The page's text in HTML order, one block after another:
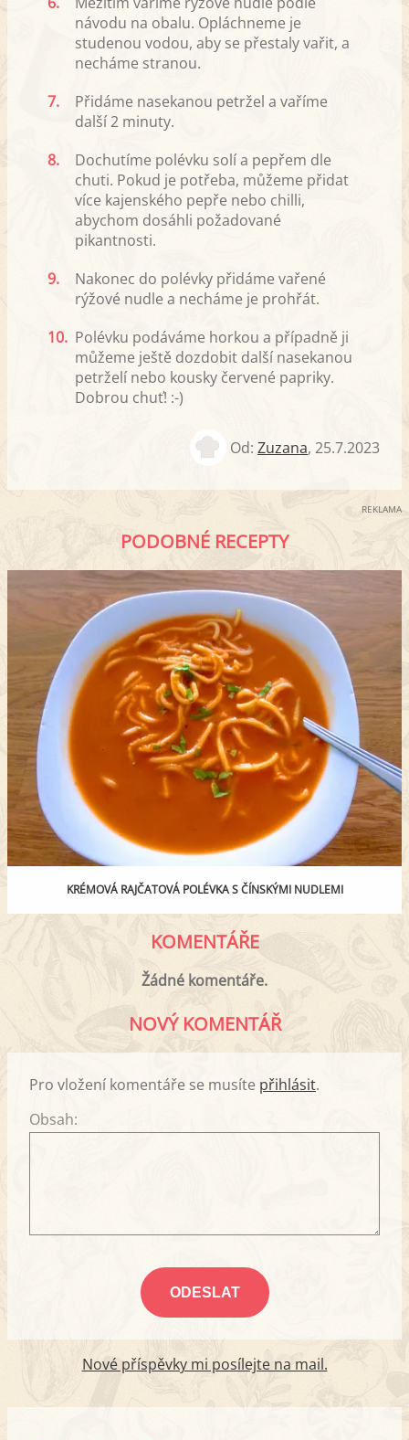
návodu na obalu. Opláchneme je
studenou vodou, aby se přestaly vařit, a
necháme stranou.
7.
Přidáme nasekanou petržel a vaříme
další 2 minuty.
8.
Dochutíme polévku solí a pepřem dle
chuti. Pokud je potřeba, můžeme přidat
více kajenského pepře nebo chilli,
abychom dosáhli požadované
pikantnosti.
9.
Nakonec do polévky přidáme vařené
rýžové nudle a necháme je prohřát.
10. Polévku podáváme horkou a případně ji
můžeme ještě dozdobit další nasekanou
petrželí nebo kousky červené papriky.
Dobrou chuť! :-)
Od: Zuzana, 25.7.2023
REKLAMA
PODOBNÉ RECEPTY
KRÉMOVÁ RAJČATOVÁ POLÉVKA S ČÍNSKÝMI NUDLEMI
KOMENTÁŘE
Žádné komentáře.
NOVÝ KOMENTÁŘ
Pro vložení komentáře se musíte přihlásit.
Obsah:
Nové příspěvky mi posílejte na mail.